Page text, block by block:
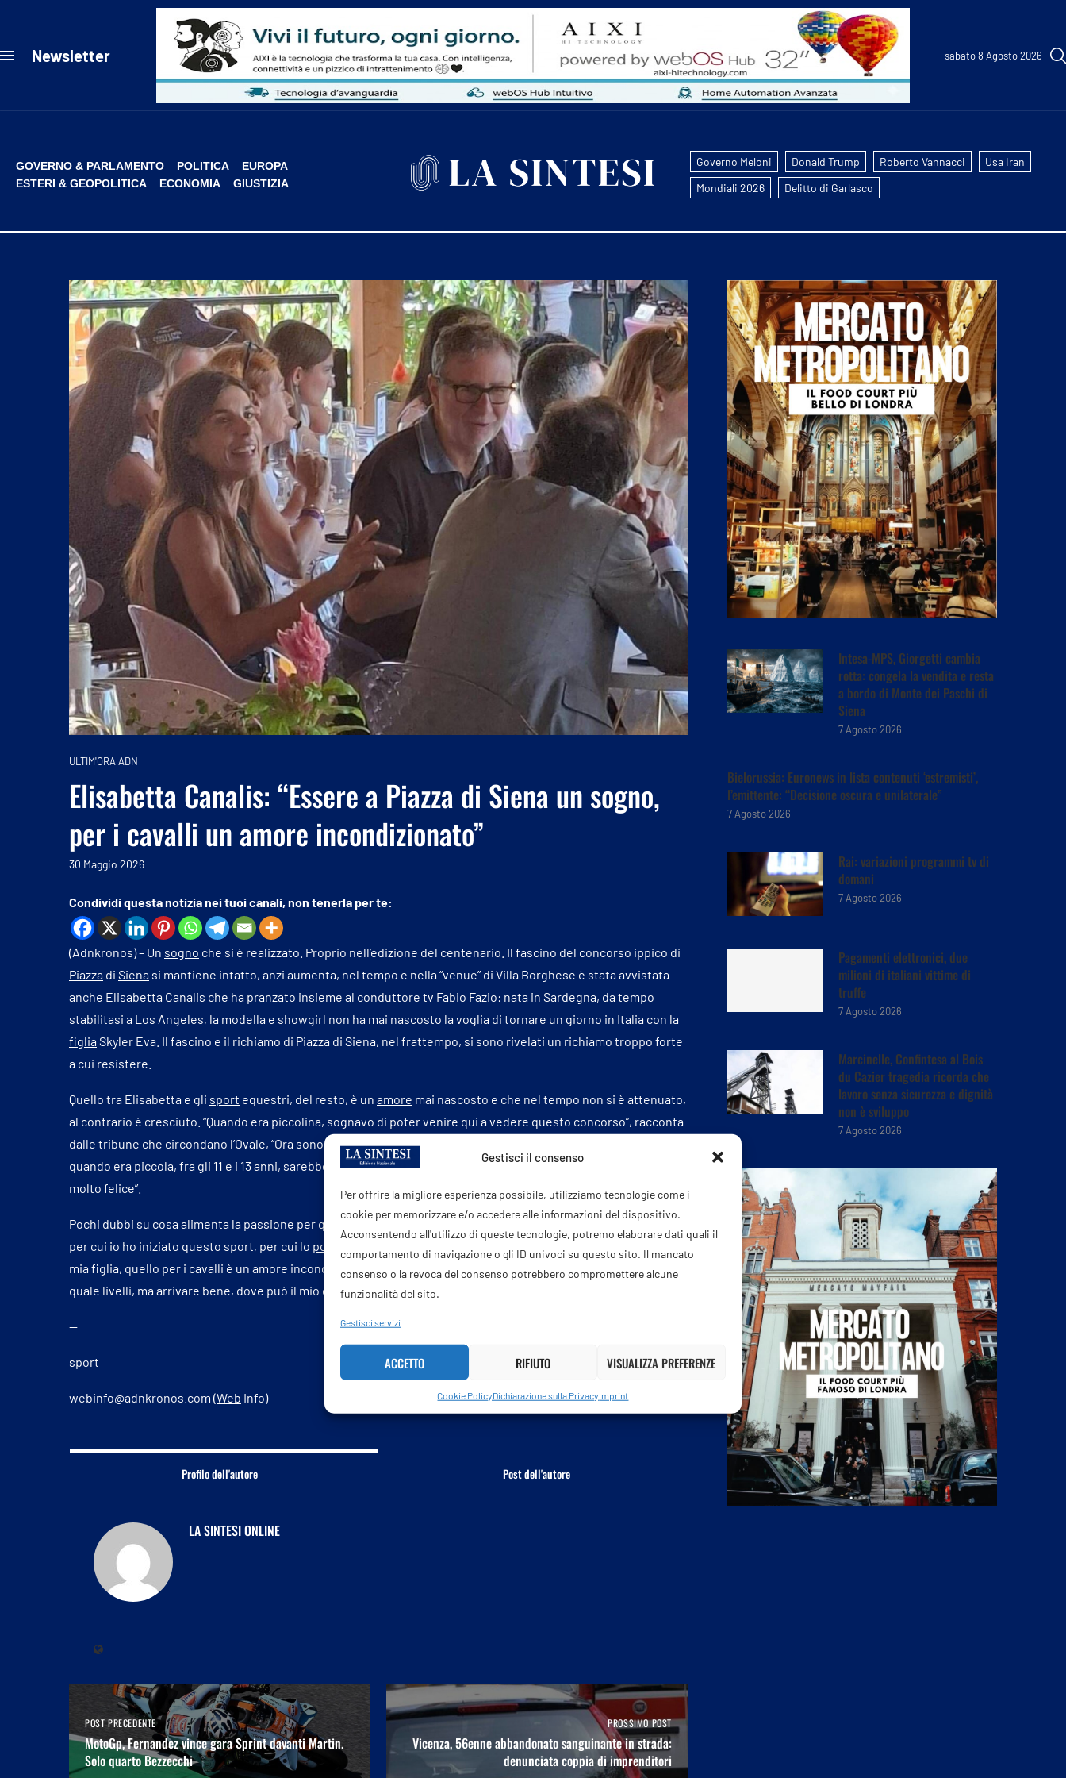
Gestisci il consenso
Per offrire la migliore esperienza possibile, utilizziamo tecnologie come i
cookie per memorizzare e/o accedere alle informazioni del dispositivo.
Acconsentendo all'utilizzo di queste tecnologie, potremo elaborare dati quali il
comportamento di navigazione o gli ID univoci su questo sito. Il mancato
consenso o la revoca del consenso potrebbero compromettere alcune
funzionalità del sito.
Gestisci servizi
ACCETTO RIFIUTO VISUALIZZA PREFERENZE
Cookie PolicyDichiarazione sulla PrivacyImprint
Newsletter sabato 8 Agosto 2026
GOVERNO & PARLAMENTO POLITICA
EUROPA
ESTERI & GEOPOLITICA
ECONOMIA GIUSTIZIA
Governo Meloni Donald Trump Roberto Vannacci
Usa Iran
Mondiali 2026
Delitto di Garlasco
ULTIM'ORA ADN
Elisabetta Canalis: “Essere a Piazza di Siena un sogno,
per i cavalli un amore incondizionato”
30 Maggio 2026
Condividi questa notizia nei tuoi canali, non tenerla per te:
(Adnkronos) – Un sogno che si è realizzato. Proprio nell’edizione del centenario. Il fascino del concorso ippico di
Piazza di Siena si mantiene intatto, anzi aumenta, nel tempo e nella “venue” di Villa Borghese è stata avvistata
anche Elisabetta Canalis che ha pranzato insieme al conduttore tv Fabio Fazio: nata in Sardegna, da tempo
stabilitasi a Los Angeles, la modella e showgirl non ha mai nascosto la voglia di tornare un giorno in Italia con la
figliaSkyler Eva. Il fascino e il richiamo di Piazza di Siena, nel frattempo, si sono rivelati un richiamo troppo forte
a cui resistere.
Quello tra Elisabetta e gli sport equestri, del resto, è un amore mai nascosto e che nel tempo non si è attenuato,
al contrario è cresciuto. “Quando era piccolina, sognavo di poter venire qui a vedere questo concorso”, racconta
dalle tribune che circondano l’Ovale, “Ora sono stata invitata in grande stile e se questa cosa fosse successa
quando era piccola, fra gli 11 e i 13 anni, sarebbe
statoun sogno: eccomi qua, il mio sogno si è avverato. Ne sono
molto felice”.
Pochi dubbi su cosa alimenta la passione per questa disciplina di Elisabetta. “I cavalli. Sono il motivo principale
per cui io ho iniziato questo sport, per cui lo porto
mia figlia, quello per i cavalli è un amore incondizionato…A me non interessa andare avanti o arrivare a chissà
quale livelli, ma arrivare bene, dove può il mio cavallo e dove posso io”.
—
sport
webinfo@adnkronos.com (Web Info)
Profilo dell'autore Post dell'autore
LA SINTESI ONLINE
POST PRECEDENTE
MotoGp, Fernandez vince gara Sprint davanti Martin.
Solo quarto Bezzecchi
PROSSIMO POST
Vicenza, 56enne abbandonato sanguinante in strada:
denunciata coppia di imprenditori
Intesa-MPS, Giorgetti cambia
rotta: congela la vendita e resta
a bordo di Monte dei Paschi di
Siena
7 Agosto 2026
Bielorussia: Euronews in lista contenuti ‘estremisti’,
l’emittente: “Decisione oscura e unilaterale”
7 Agosto 2026
Rai: variazioni programmi tv di
domani
7 Agosto 2026
Pagamenti elettronici, due
milioni di italiani vittime di
truffe
7 Agosto 2026
Marcinelle, Confintesa al Bois
du Cazier tragedia ricorda che
lavoro senza sicurezza e dignità
non è sviluppo
7 Agosto 2026